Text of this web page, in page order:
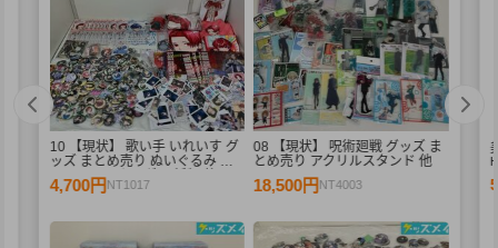
10 【現状】 歌い手 いれいす グ
ッズ まとめ売り ぬいぐるみ バ
ッジ・キーホルダー 紙類 他
4,700円 NT1017
08 【現状】 呪術廻戦 グッズ ま
とめ売り アクリルスタンド 他
18,500円 NT4003